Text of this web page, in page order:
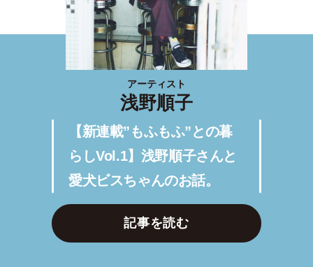
アーティスト
浅野順子
【新連載”もふもふ”との暮
らしVol.1】浅野順子さんと
愛犬ビスちゃんのお話。
記事を読む